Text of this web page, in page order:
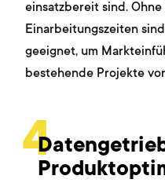
einsatzbereit sind.
Einarbeitungszeiten
geeignet, um
bestehende Projekte
4